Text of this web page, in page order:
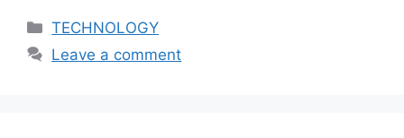
Categories
TECHNOLOGY
Leave a comment